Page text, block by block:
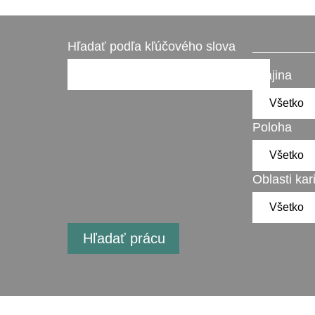
Hľadať podľa kľúčového slova
Krajina
Poloha
Oblasti